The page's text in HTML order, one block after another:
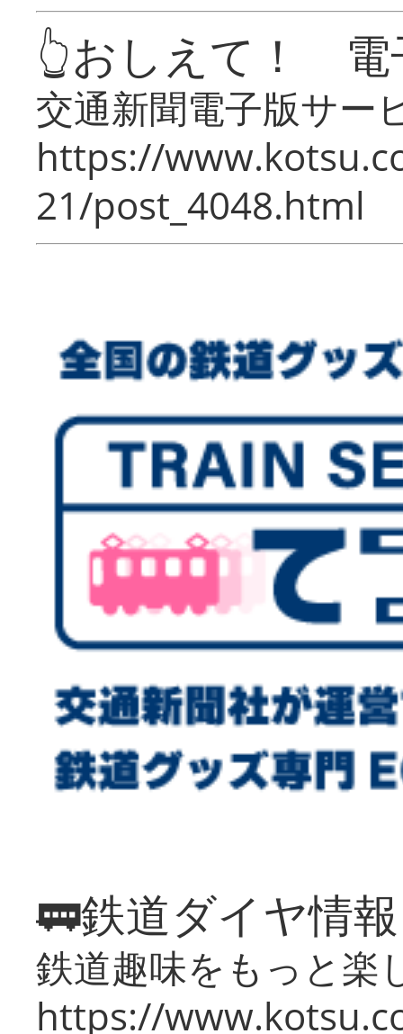
👆おしえて！ 電
交通新聞電子版サー
https://
21/post_4048.html
🚃鉄道ダイヤ情
鉄道趣味をもっと楽
https://